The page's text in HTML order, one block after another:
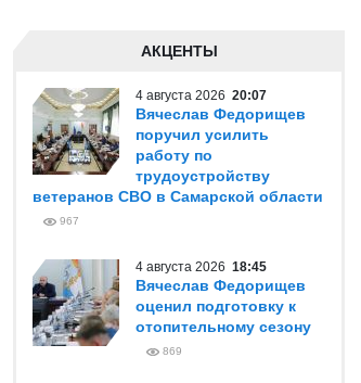
АКЦЕНТЫ
4 августа 2026 20:07
Вячеслав Федорищев
поручил усилить
работу по
трудоустройству
ветеранов СВО в Самарской области
967
4 августа 2026 18:45
Вячеслав Федорищев
оценил подготовку к
отопительному сезону
869